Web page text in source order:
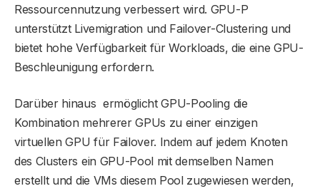
Ressourcennutzung verbessert wird. GPU-P
unterstützt Livemigration und Failover-Clustering und
bietet hohe Verfügbarkeit für Workloads, die eine GPU-
Beschleunigung erfordern.
Darüber hinaus ermöglicht GPU-Pooling die
Kombination mehrerer GPUs zu einer einzigen
virtuellen GPU für Failover. Indem auf jedem Knoten
des Clusters ein GPU-Pool mit demselben Namen
erstellt und die VMs diesem Pool zugewiesen werden,